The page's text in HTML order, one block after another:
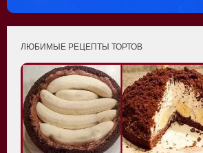
ЛЮБИМЫЕ РЕЦЕПТЫ ТОРТОВ